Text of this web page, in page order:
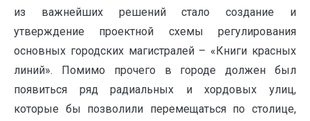
из важнейших решений стало создание и
утверждение проектной схемы регулирования
основных городских магистралей – «Книги красных
линий». Помимо прочего в городе должен был
появиться ряд радиальных и хордовых улиц,
которые бы позволили перемещаться по столице,